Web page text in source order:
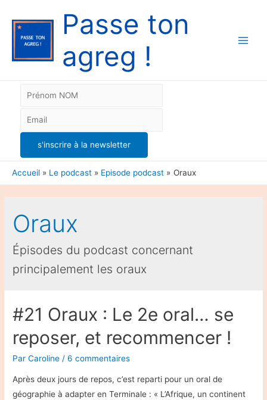
Passe ton
agreg !
Accueil Le podcast Episode podcast Oraux
Oraux
Épisodes du podcast concernant
principalement les oraux
#21 Oraux : Le 2e oral… se
reposer, et recommencer !
ParCaroline /6 commentaires
Après deux jours de repos, c’est reparti pour un oral de
géographie à adapter en Terminale : « L’Afrique, un continent